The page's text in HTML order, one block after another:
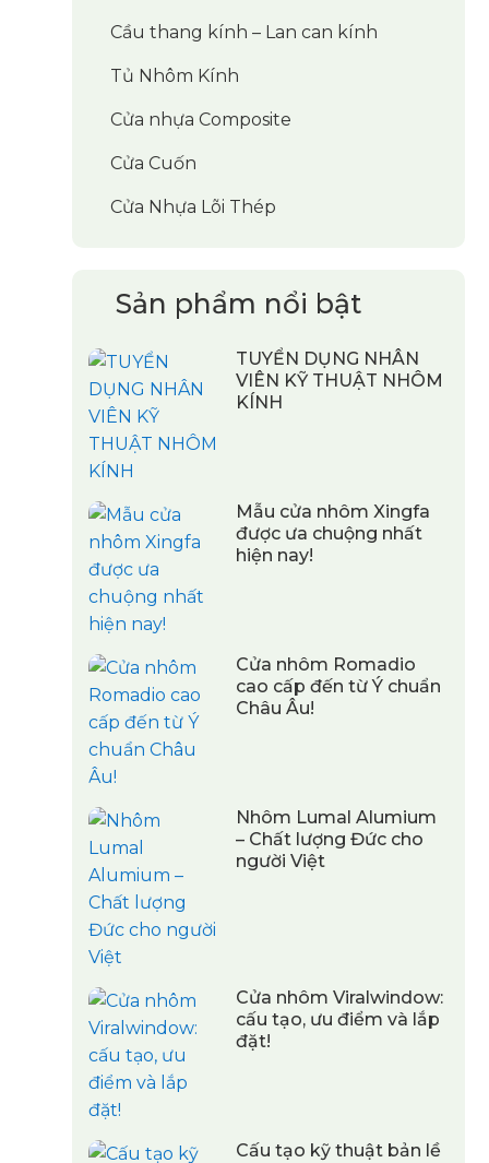
Cầu thang kính – Lan can kính
Tủ Nhôm Kính
Cửa nhựa Composite
Cửa Cuốn
Cửa Nhựa Lõi Thép
Sản phẩm nổi bật
TUYỂN DỤNG NHÂN
VIÊN KỸ THUẬT NHÔM
KÍNH
Mẫu cửa nhôm Xingfa
được ưa chuộng nhất
hiện nay!
Cửa nhôm Romadio
cao cấp đến từ Ý chuẩn
Châu Âu!
Nhôm Lumal Alumium
– Chất lượng Đức cho
người Việt
Cửa nhôm Viralwindow:
cấu tạo, ưu điểm và lắp
đặt!
Cấu tạo kỹ thuật bản lề